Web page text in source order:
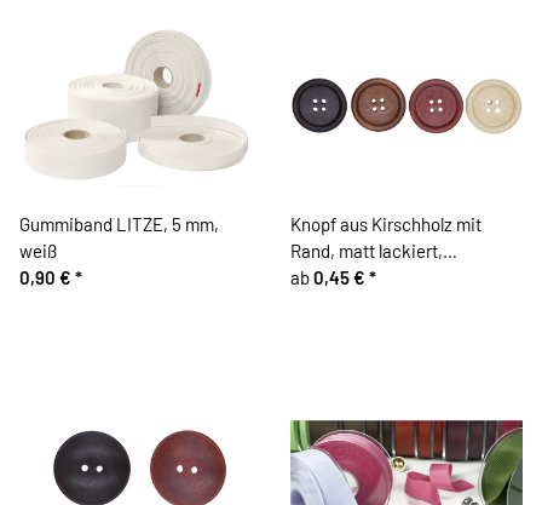
Gummiband LITZE, 5 mm,
weiß
0,90 € *
Knopf aus Kirschholz mit
Rand, matt lackiert,
Brauntöne
ab0,45 € *